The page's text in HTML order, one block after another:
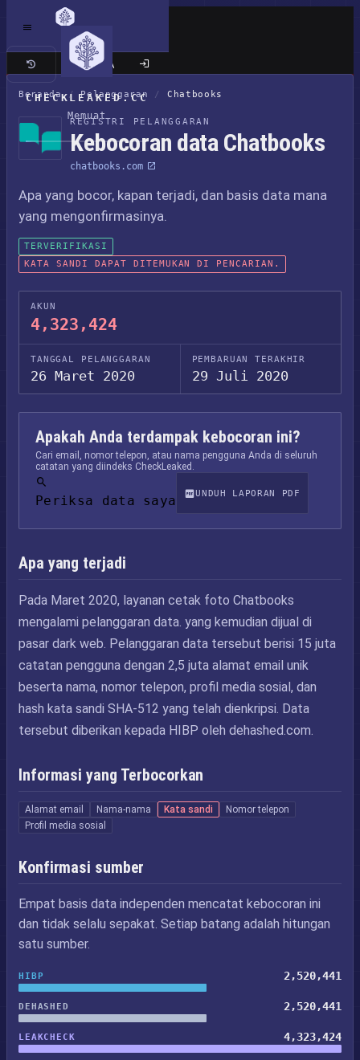
CHECKLEAKED.CC
Memuat
Situs klasik
Beranda / Pelanggaran / Chatbooks
REGISTRI PELANGGARAN
Kebocoran data Chatbooks
chatbooks.com
Apa yang bocor, kapan terjadi, dan basis data mana
yang mengonfirmasinya.
TERVERIFIKASI
KATA SANDI DAPAT DITEMUKAN DI PENCARIAN.
AKUN
4,323,424
TANGGAL PELANGGARAN
26 Maret 2020
PEMBARUAN TERAKHIR
29 Juli 2020
Apakah Anda terdampak kebocoran ini?
Cari email, nomor telepon, atau nama pengguna Anda di seluruh
catatan yang diindeks CheckLeaked.
Periksa data saya UNDUH LAPORAN PDF
Apa yang terjadi
Pada Maret 2020, layanan cetak foto Chatbooks
mengalami pelanggaran data. yang kemudian dijual di
pasar dark web. Pelanggaran data tersebut berisi 15 juta
catatan pengguna dengan 2,5 juta alamat email unik
beserta nama, nomor telepon, profil media sosial, dan
hash kata sandi SHA-512 yang telah dienkripsi. Data
tersebut diberikan kepada HIBP oleh dehashed.com.
Informasi yang Terbocorkan
Alamat email Nama-nama Kata sandi
Nomor telepon
Profil media sosial
Konfirmasi sumber
Empat basis data independen mencatat kebocoran ini
dan tidak selalu sepakat. Setiap batang adalah hitungan
satu sumber.
HIBP 2,520,441
DEHASHED 2,520,441
LEAKCHECK 4,323,424